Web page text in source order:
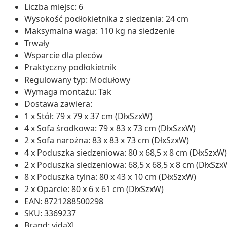
Liczba miejsc: 6
Wysokość podłokietnika z siedzenia: 24 cm
Maksymalna waga: 110 kg na siedzenie
Trwały
Wsparcie dla pleców
Praktyczny podłokietnik
Regulowany typ: Modułowy
Wymaga montażu: Tak
Dostawa zawiera:
1 x Stół: 79 x 79 x 37 cm (DłxSzxW)
4 x Sofa środkowa: 79 x 83 x 73 cm (DłxSzxW)
2 x Sofa narożna: 83 x 83 x 73 cm (DłxSzxW)
4 x Poduszka siedzeniowa: 80 x 68,5 x 8 cm (DłxSzxW)
2 x Poduszka siedzeniowa: 68,5 x 68,5 x 8 cm
8 x Poduszka tylna: 80 x 43 x 10 cm (DłxSzxW)
2 x Oparcie: 80 x 6 x 61 cm (DłxSzxW)
EAN: 8721288500298
SKU: 3369237